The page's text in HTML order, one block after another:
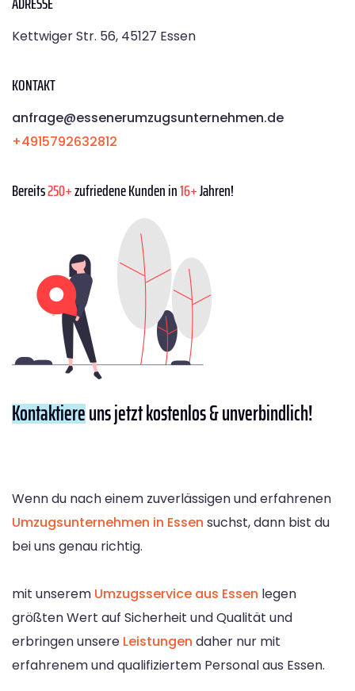
Kettwiger Str. 56, 45127 Essen
KONTAKT
anfrage@essenerumzugsunternehmen.de
+4915792632812
Bereits250+zufriedene Kunden in16+Jahren!
Kontaktiereuns jetzt kostenlos & unverbindlich!
Wenn du nach einem zuverlässigen und erfahrenen
Umzugsunternehmen in Essen suchst, dann bist du
bei uns genau richtig.
mit unserem Umzugsservice aus Essen legen
größten Wert auf Sicherheit und Qualität und
erbringen unsere Leistungen daher nur mit
erfahrenem und qualifiziertem Personal aus Essen.